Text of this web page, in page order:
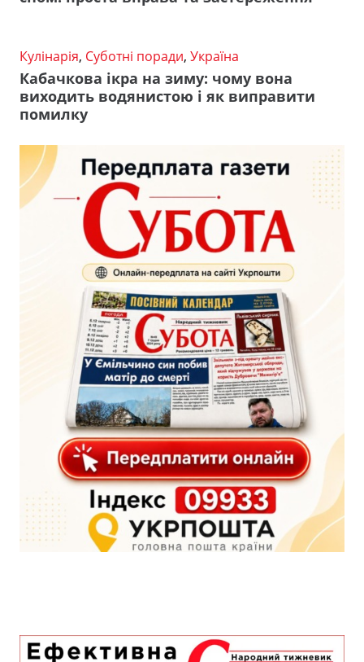
Кулінарія, Суботні поради, Україна
Кабачкова ікра на зиму: чому вона
виходить водянистою і як виправити
помилку